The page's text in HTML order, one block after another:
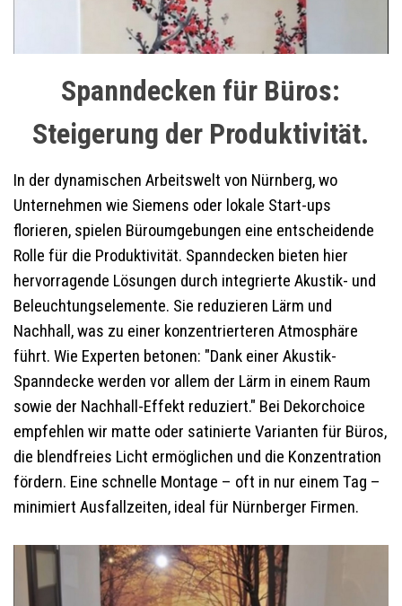
Spanndecken für Büros:
Steigerung der Produktivität.
In der dynamischen Arbeitswelt von Nürnberg, wo
Unternehmen wie Siemens oder lokale Start-ups
florieren, spielen Büroumgebungen eine entscheidende
Rolle für die Produktivität. Spanndecken bieten hier
hervorragende Lösungen durch integrierte Akustik- und
Beleuchtungselemente. Sie reduzieren Lärm und
Nachhall, was zu einer konzentrierteren Atmosphäre
führt. Wie Experten betonen: "Dank einer Akustik-
Spanndecke werden vor allem der Lärm in einem Raum
sowie der Nachhall-Effekt reduziert." Bei Dekorchoice
empfehlen wir matte oder satinierte Varianten für Büros,
die blendfreies Licht ermöglichen und die Konzentration
fördern. Eine schnelle Montage – oft in nur einem Tag –
minimiert Ausfallzeiten, ideal für Nürnberger Firmen.